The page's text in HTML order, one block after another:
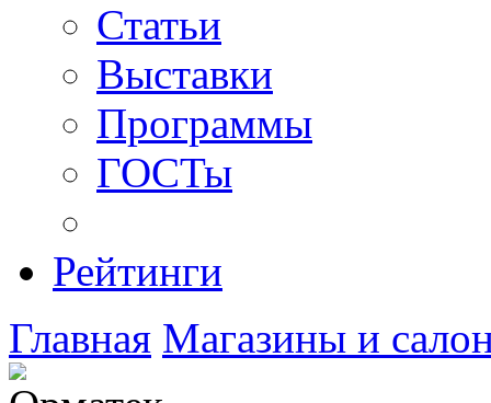
Статьи
Выставки
Программы
ГОСТы
Рейтинги
Главная Магазины и